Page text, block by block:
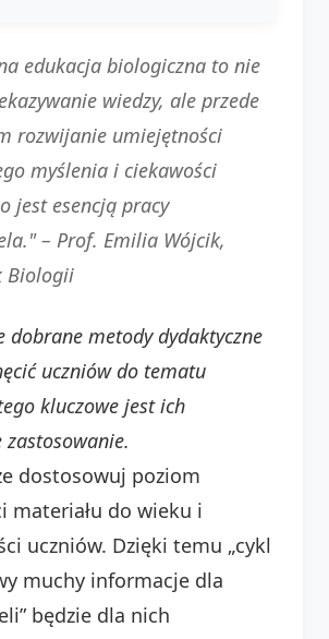
edukacja biologiczna to nie
wiedzy, ale przede
rozwijanie umiejętności
myślenia i ciekawości
jest esencją pracy
– Prof. Emilia Wójcik,
Biologii
dobrane metody dydaktyczne
uczniów do tematu
kluczowe jest ich
dostosowuj poziom
materiału do wieku i
uczniów. Dzięki temu „cykl
muchy informacje dla
będzie dla nich